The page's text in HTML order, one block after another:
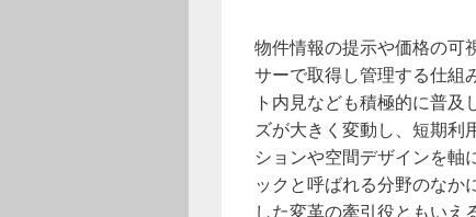
物件情報の提示や価格の可
サーで取得し管理する仕組
ト内見なども積極的に普
ズが大きく変動し、短期利
ションや空間デザインを軸
ックと呼ばれる分野のなか
した変革の牽引役ともいえ